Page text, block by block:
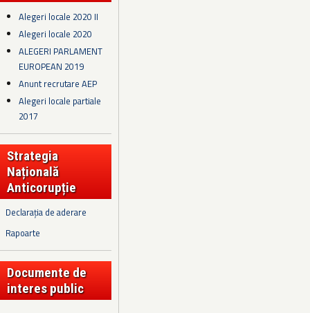
Alegeri locale 2020 II
Alegeri locale 2020
ALEGERI PARLAMENT
EUROPEAN 2019
Anunt recrutare AEP
Alegeri locale partiale
2017
Strategia
Națională
Anticorupție
Declarația de aderare
Rapoarte
Documente de
interes public